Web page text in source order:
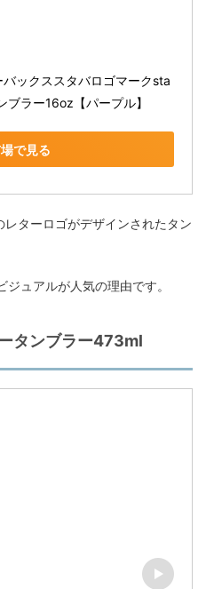
ックススタバロゴマークsta
ラー16oz【パープル】
で見る
ターロゴがデザインされたタン
ュアルが人気の理由です。
タンブラー473ml